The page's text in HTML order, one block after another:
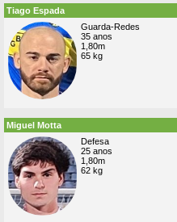
Tiago Espada
Guarda-Redes
35 anos
1,80m
65 kg
Miguel Motta
Defesa
25 anos
1,80m
62 kg